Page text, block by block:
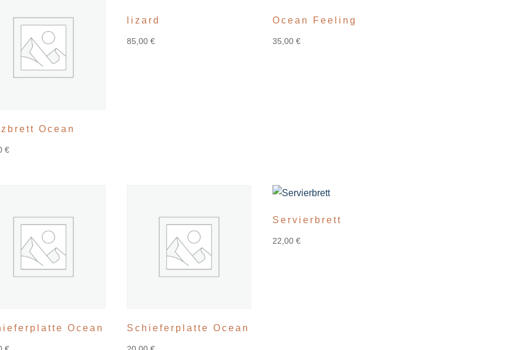
Ocean
€
lizard
85,00€
Ocean Feeling
35,00€
Ocean Schieferplatte Ocean
Servierbrett
22,00€